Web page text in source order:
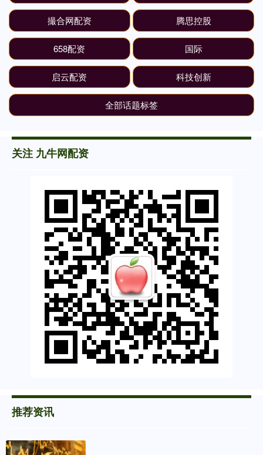
撮合网配资 腾思控股
658配资 国际
启云配资 科技创新
全部话题标签
关注 九牛网配资
推荐资讯